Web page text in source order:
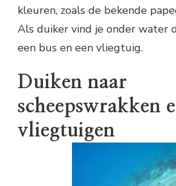
kleuren, zoals de bekende
Als duiker vind je onder water
een bus en een vliegtuig.
Duiken naar
scheepswrakken
vliegtuigen